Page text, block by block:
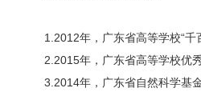
1.2012年，广东省高等学校“千
2.2015年，广东省高等学校优秀
3.2014年，广东省自然科学基